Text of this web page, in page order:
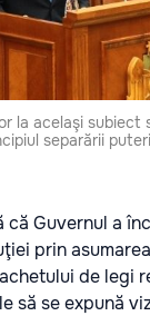
la acelaşi subiect
separării
Guvernul a
prin
de legi
să se expună